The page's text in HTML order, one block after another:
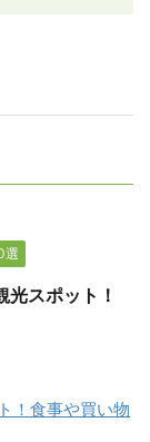
選
スポット！
！食事や買い物